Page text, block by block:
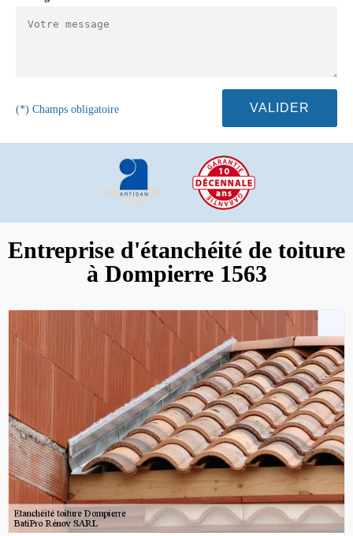
(*) Champs obligatoire
Entreprise d'étanchéité de toiture
à Dompierre 1563